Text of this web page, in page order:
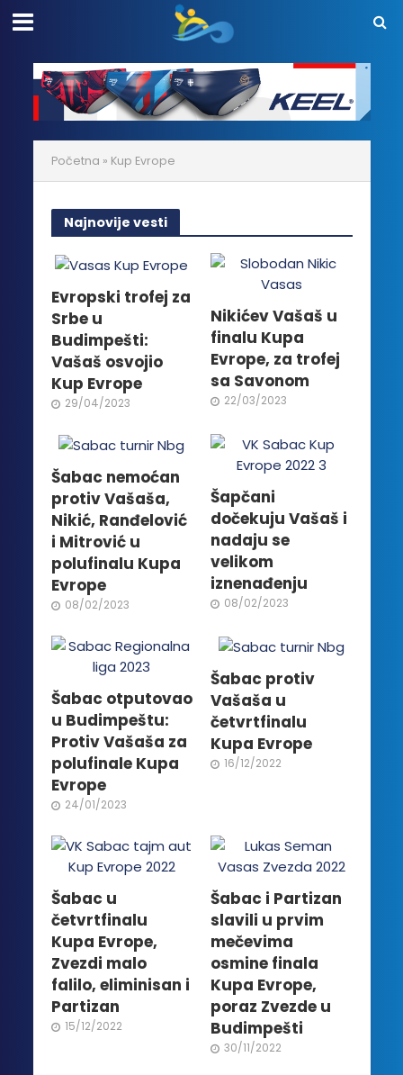
Početna » Kup Evrope
Najnovije vesti
Evropski trofej za
Srbe u
Budimpešti:
Vašaš osvojio
Kup Evrope
29/04/2023
Nikićev Vašaš u
finalu Kupa
Evrope, za trofej
sa Savonom
22/03/2023
Šabac nemoćan
protiv Vašaša,
Nikić, Ranđelović
i Mitrović u
polufinalu Kupa
Evrope
08/02/2023
Šapčani
dočekuju Vašaš i
nadaju se
velikom
iznenađenju
08/02/2023
Šabac otputovao
u Budimpeštu:
Protiv Vašaša za
polufinale Kupa
Evrope
24/01/2023
Šabac protiv
Vašaša u
četvrtfinalu
Kupa Evrope
16/12/2022
Šabac u
četvrtfinalu
Kupa Evrope,
Zvezdi malo
falilo, eliminisan i
Partizan
15/12/2022
Šabac i Partizan
slavili u prvim
mečevima
osmine finala
Kupa Evrope,
poraz Zvezde u
Budimpešti
30/11/2022